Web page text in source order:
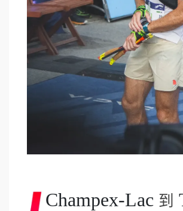
Champex-Lac 到